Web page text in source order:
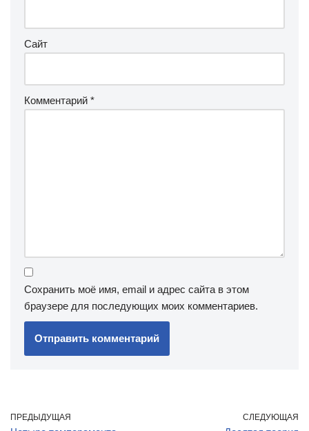
Сайт
Комментарий *
Сохранить моё имя, email и адрес сайта в этом
браузере для последующих моих комментариев.
ПРЕДЫДУЩАЯ СЛЕДУЮЩАЯ